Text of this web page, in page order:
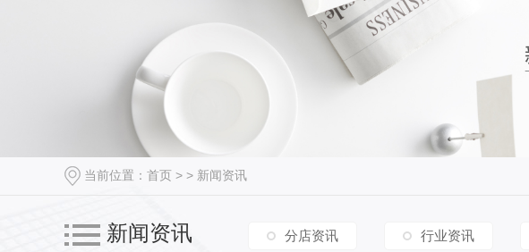
当前位置： 首页 > > 新闻资讯
新闻资讯 分店资讯 行业资讯